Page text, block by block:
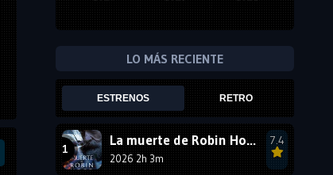
2001
1999 1998 1997
1996
LO MÁS RECIENTE
ESTRENOS RETRO
La muerte de Robin Hood
2026 2h 3m
7.4